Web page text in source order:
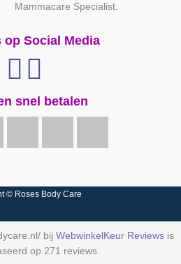
Mammacare Specialist.
op Social Media
snel betalen
© Roses Body Care
bij WebwinkelKeur Reviews is
op 271 reviews.